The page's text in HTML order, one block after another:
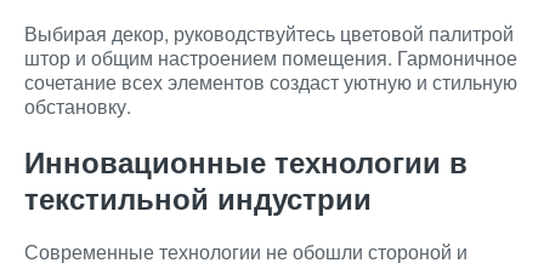
Выбирая декор, руководствуйтесь цветовой палитрой
штор и общим настроением помещения. Гармоничное
сочетание всех элементов создаст уютную и стильную
обстановку.
Инновационные технологии в
текстильной индустрии
Современные технологии не обошли стороной и